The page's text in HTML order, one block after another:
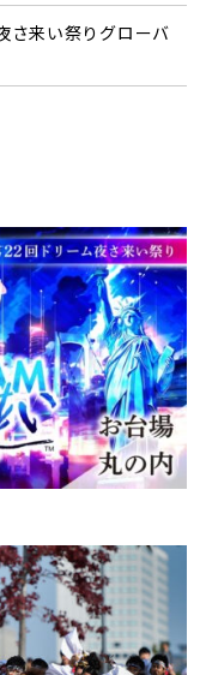
さ来い祭りグローバ